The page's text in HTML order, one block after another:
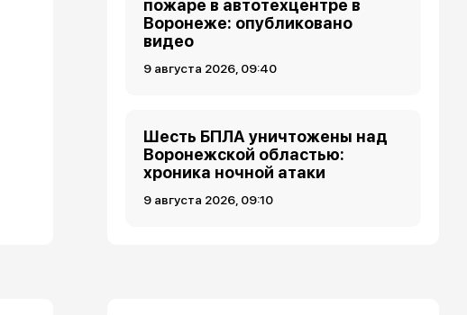
пожаре в автотехцентре в
Воронеже: опубликовано
видео
9 августа 2026, 09:40
Шесть БПЛА уничтожены над
Воронежской областью:
хроника ночной атаки
9 августа 2026, 09:10